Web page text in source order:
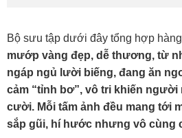
Bộ sưu tập dưới đây tổng hợp
mướp vàng đẹp, dễ thương, từ
ngáp ngủ lười biếng, đang ăn
cảm “tỉnh bơ”, vô tri khiến
cười. Mỗi tấm ảnh đều mang tới
sắp gũi, hí hước nhưng vô cùng